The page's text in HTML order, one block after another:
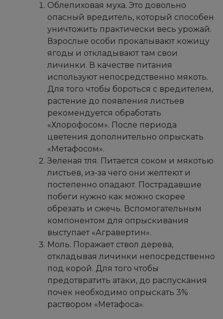
Облепиховая муха. Это довольно
опасный вредитель, который способен
уничтожить практически весь урожай.
Взрослые особи прокалывают кожицу
ягоды и откладывают там свои
личинки. В качестве питания
используют непосредственно мякоть.
Для того чтобы бороться с вредителем,
растение до появления листьев
рекомендуется обработать
«Хлорофосом». После периода
цветения дополнительно опрыскать
«Метафосом».
Зеленая тля. Питается соком и мякотью
листьев, из-за чего они желтеют и
постепенно опадают. Пострадавшие
побеги нужно как можно скорее
обрезать и сжечь. Вспомогательным
компонентом для опрыскивания
выступает «Агравертин».
Моль. Поражает ствол дерева,
откладывая личинки непосредственно
под корой. Для того чтобы
предотвратить атаки, до распускания
почек необходимо опрыскать 3%
раствором «Метафоса».